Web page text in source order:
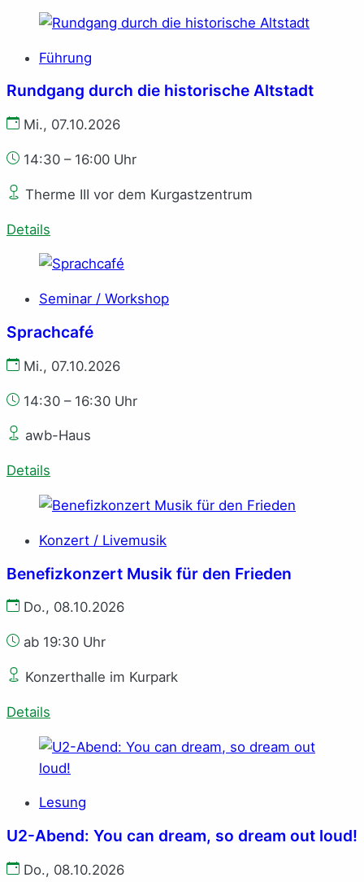
Führung
Rundgang durch die historische Altstadt
Mi., 07.10.2026
14:30 – 16:00 Uhr
Therme III vor dem Kurgastzentrum
Details
Seminar / Workshop
Sprachcafé
Mi., 07.10.2026
14:30 – 16:30 Uhr
awb-Haus
Details
Konzert / Livemusik
Benefizkonzert Musik für den Frieden
Do., 08.10.2026
ab 19:30 Uhr
Konzerthalle im Kurpark
Details
Lesung
U2-Abend: You can dream, so dream out loud!
Do., 08.10.2026